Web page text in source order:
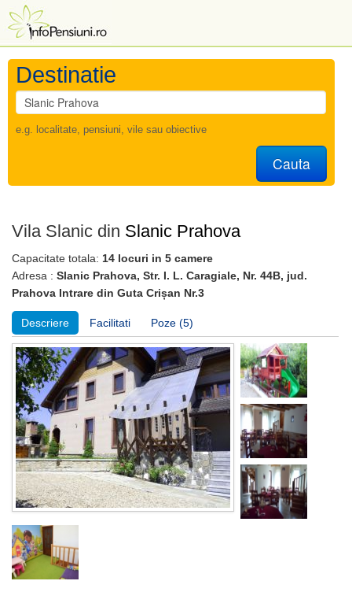
Destinatie
e.g. localitate, pensiuni, vile sau obiective
Cauta
Vila Slanic din Slanic Prahova
Capacitate totala: 14 locuri in 5 camere
Adresa : Slanic Prahova, Str. I. L. Caragiale, Nr. 44B, jud.
Prahova Intrare din Guta Crișan Nr.3
Descriere Facilitati Poze (5)